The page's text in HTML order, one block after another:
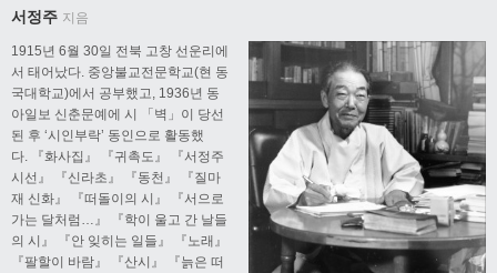
서정주 지음
1915년 6월 30일 전북 고창 선운리에
서 태어났다. 중앙불교전문학교(현 동
국대학교)에서 공부했고, 1936년 동
아일보 신춘문예에 시 「벽」이 당선
된 후 ‘시인부락’ 동인으로 활동했
다. 『화사집』 『귀촉도』 『서정주
시선』 『신라초』 『동천』 『질마
재 신화』 『떠돌이의 시』 『서으로
가는 달처럼…』 『학이 울고 간 날들
의 시』 『안 잊히는 일들』 『노래』
『팔할이 바람』 『산시』 『늙은 떠